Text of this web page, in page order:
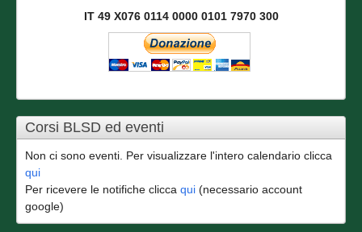
IT 49 X076 0114 0000 0101 7970 300
Corsi BLSD ed eventi
Non ci sono eventi. Per visualizzare l'intero calendario clicca
qui
Per ricevere le notifiche clicca qui (necessario account
google)